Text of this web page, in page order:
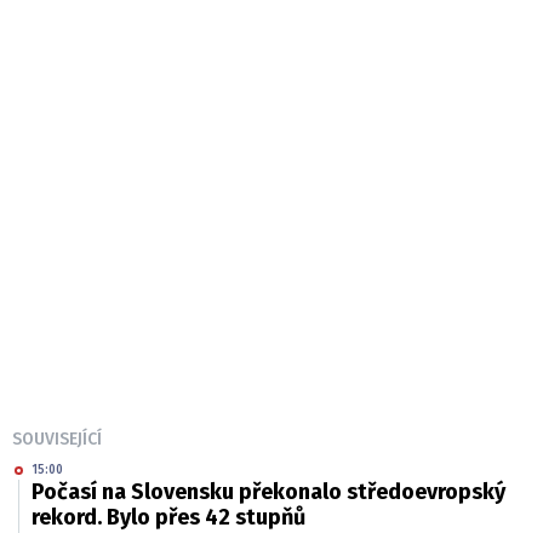
SOUVISEJÍCÍ
15:00
Počasí na Slovensku překonalo středoevropský
rekord. Bylo přes 42 stupňů